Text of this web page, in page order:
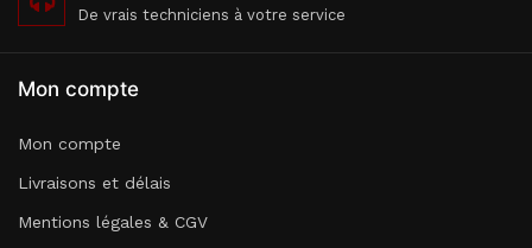
De vrais techniciens à votre service
Mon compte
Mon compte
Livraisons et délais
Mentions légales & CGV